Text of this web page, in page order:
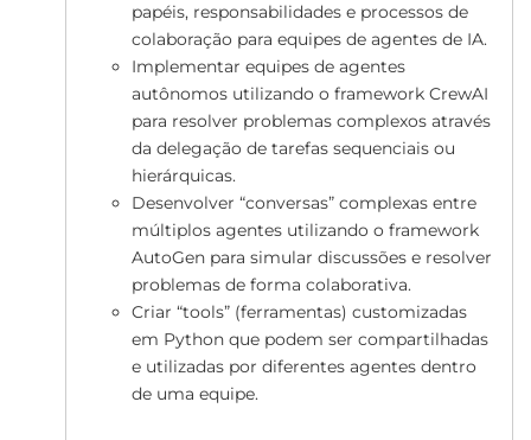
papéis, responsabilidades e processos de
colaboração para equipes de agentes de IA.
Implementar equipes de agentes
autônomos utilizando o framework CrewAI
para resolver problemas complexos através
da delegação de tarefas sequenciais ou
hierárquicas.
Desenvolver “conversas” complexas entre
múltiplos agentes utilizando o framework
AutoGen para simular discussões e resolver
problemas de forma colaborativa.
Criar “tools” (ferramentas) customizadas
em Python que podem ser compartilhadas
e utilizadas por diferentes agentes dentro
de uma equipe.